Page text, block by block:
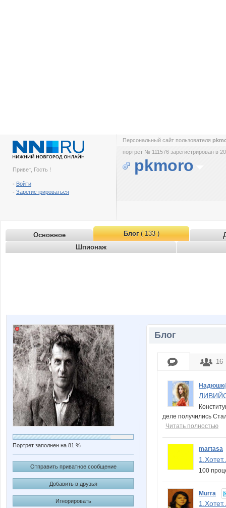
Привет, Гость !
- Войти
- Зарегистрироваться
Персональный сайт пользователя
портрет № 111576 зарегистрирован в
pkmoro
Основное Блог( 133 )
Шпионаж
Портрет заполнен на 81 %
Отправить приватное сообщение
Добавить в друзья
Игнорировать
Блог
16
деле получились
Читать полностью
martasa
100
Murra